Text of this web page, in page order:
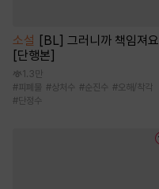
소설 [BL] 그러니까 책임져요
[단행본]
1.3만
#피폐물 #상처수 #순진수 #오해/착각
#단정수